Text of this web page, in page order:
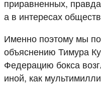
приравненных,
а в интересах
Именно поэтому мы
объяснению Тимура
Федерацию бокса
иной, как